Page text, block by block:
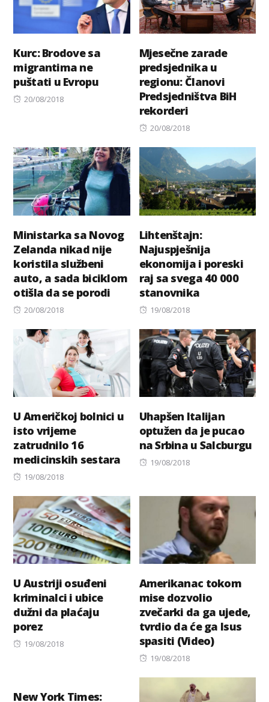
Kurc: Brodove sa
migrantima ne
puštati u Evropu
Posted
20/08/2018
Mjesečne zarade
predsjednika u
regionu: Članovi
Predsjedništva BiH
rekorderi
Posted
20/08/2018
Ministarka sa Novog
Zelanda nikad nije
koristila službeni
auto, a sada biciklom
otišla da se porodi
Posted
20/08/2018
Lihtenštajn:
Najuspješnija
ekonomija i poreski
raj sa svega 40 000
stanovnika
Posted
19/08/2018
U Američkoj bolnici u
isto vrijeme
zatrudnilo 16
medicinskih sestara
Posted
19/08/2018
Uhapšen Italijan
optužen da je pucao
na Srbina u Salcburgu
Posted
19/08/2018
U Austriji osuđeni
kriminalci i ubice
dužni da plaćaju
porez
Posted
19/08/2018
Amerikanac tokom
mise dozvolio
zvečarki da ga ujede,
tvrdio da će ga Isus
spasiti (Video)
Posted
19/08/2018
New York Times: